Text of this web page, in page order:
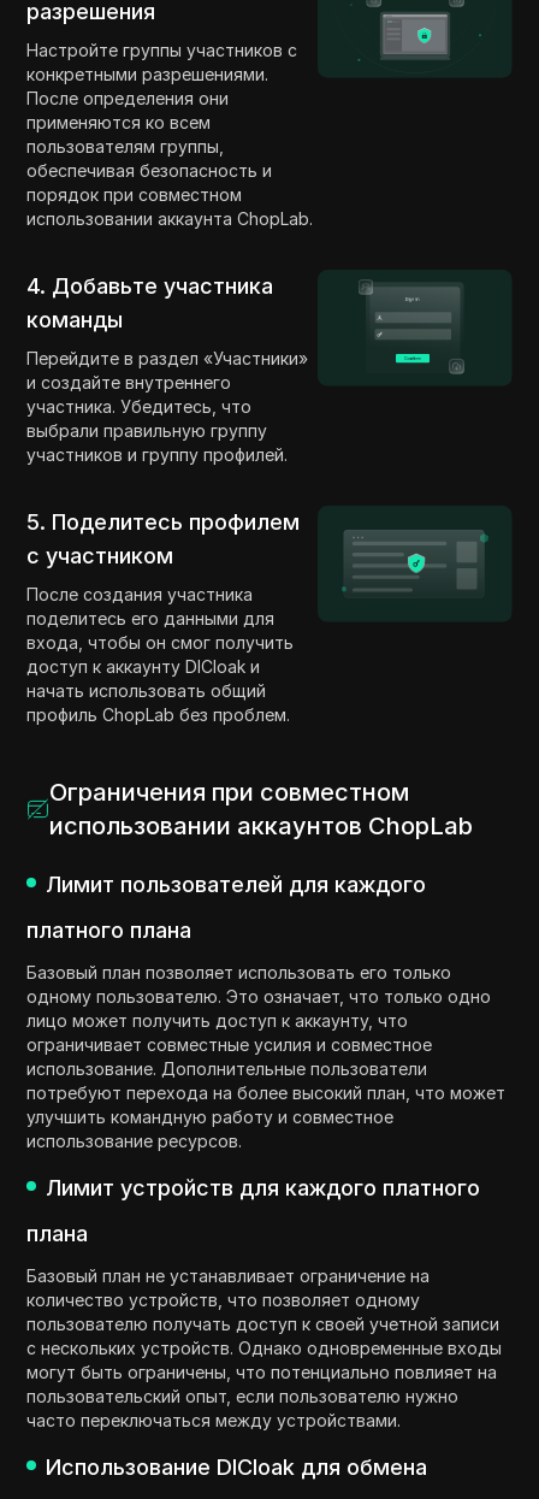
разрешения
Настройте группы участников с
конкретными разрешениями.
После определения они
применяются ко всем
пользователям группы,
обеспечивая безопасность и
порядок при совместном
использовании аккаунта ChopLab.
4. Добавьте участника
команды
Перейдите в раздел «Участники»
и создайте внутреннего
участника. Убедитесь, что
выбрали правильную группу
участников и группу профилей.
5. Поделитесь профилем
с участником
После создания участника
поделитесь его данными для
входа, чтобы он смог получить
доступ к аккаунту DICloak и
начать использовать общий
профиль ChopLab без проблем.
Ограничения при совместном
использовании аккаунтов ChopLab
Лимит пользователей для каждого
платного плана
Базовый план позволяет использовать его только
одному пользователю. Это означает, что только одно
лицо может получить доступ к аккаунту, что
ограничивает совместные усилия и совместное
использование. Дополнительные пользователи
потребуют перехода на более высокий план, что может
улучшить командную работу и совместное
использование ресурсов.
Лимит устройств для каждого платного
плана
Базовый план не устанавливает ограничение на
количество устройств, что позволяет одному
пользователю получать доступ к своей учетной записи
с нескольких устройств. Однако одновременные входы
могут быть ограничены, что потенциально повлияет на
пользовательский опыт, если пользователю нужно
часто переключаться между устройствами.
Использование DICloak для обмена